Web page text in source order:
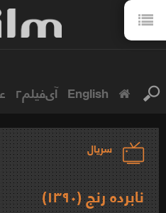
English آی‌فیلم۲
سریال
نابرده رنج (۱۳۹۰)